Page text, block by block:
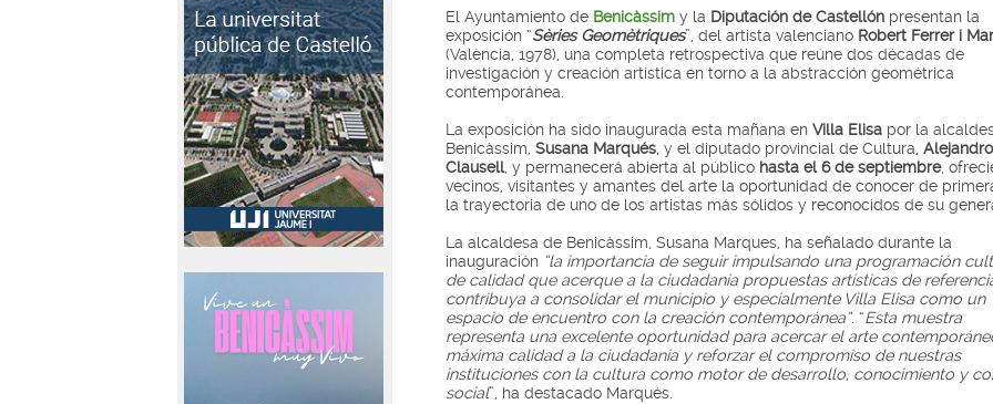
El Ayuntamiento de Benicàssim y la Diputación de Castellón presentan la
exposición “Sèries Geomètriques”, del artista valenciano Robert Ferrer i
(València, 1978), una completa retrospectiva que reúne dos décadas de
investigación y creación artística en torno a la abstracción geométrica
contemporánea.
La exposición ha sido inaugurada esta mañana en Villa Elisa por la
Benicàssim, Susana Marqués, y el diputado provincial de Cultura, Alejandro
Clausell, y permanecerá abierta al público hasta el 6 de septiembre,
vecinos, visitantes y amantes del arte la oportunidad de conocer de
la trayectoria de uno de los artistas más sólidos y reconocidos de su
La alcaldesa de Benicàssim, Susana Marques, ha señalado durante la
inauguración “la importancia de seguir impulsando una programación
de calidad que acerque a la ciudadanía propuestas artísticas de
contribuya a consolidar el municipio y especialmente Villa Elisa como un
espacio de encuentro con la creación contemporánea”. “Esta muestra
representa una excelente oportunidad para acercar el arte
máxima calidad a la ciudadanía y reforzar el compromiso de nuestras
instituciones con la cultura como motor de desarrollo, conocimiento y
social”, ha destacado Marqués.